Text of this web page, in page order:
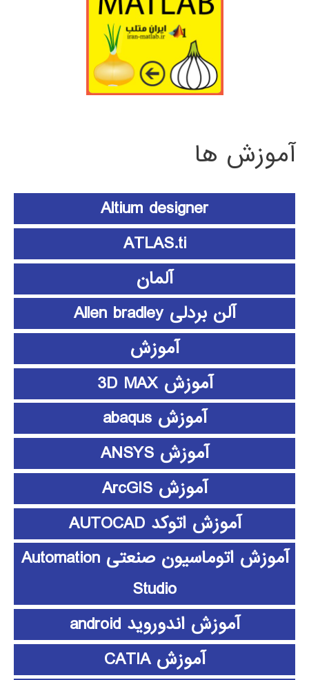
آموزش ها
Altium designer
ATLAS.ti
آلمان
آلن بردلی Allen bradley
آموزش
آموزش 3D MAX
آموزش abaqus
آموزش ANSYS
آموزش ArcGIS
آموزش اتوکد AUTOCAD
آموزش اتوماسیون صنعتی Automation
Studio
آموزش اندوروید android
آموزش CATIA